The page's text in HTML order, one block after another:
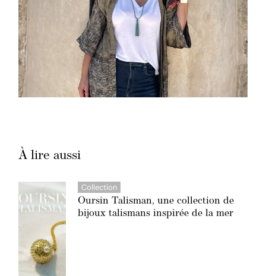
À lire aussi
Oursin Talisman, une collection de
bijoux talismans inspirée de la mer
Collection